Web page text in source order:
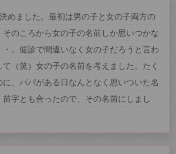
めました。最初は男の子と女の子両方の
のころから女の子の名前しか思いつかな
。健診で間違いなく女の子だろうと言わ
（笑）女の子の名前を考えました。たく
に、パパがある日なんとなく思いついた名
字とも合ったので、その名前にしまし